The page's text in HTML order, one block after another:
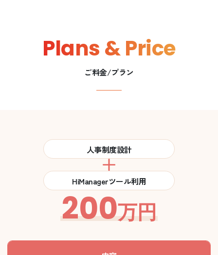
Plans & Price
ご料金/プラン
人事制度設計
HiManagerツール利用
200万円